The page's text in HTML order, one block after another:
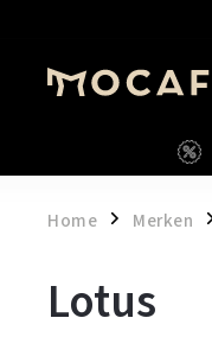
Home / Merken /
Lotus